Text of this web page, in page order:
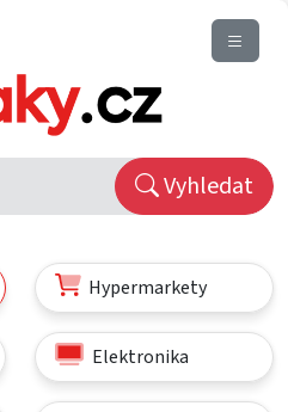
Vyhledat
Hypermarkety
Elektronika